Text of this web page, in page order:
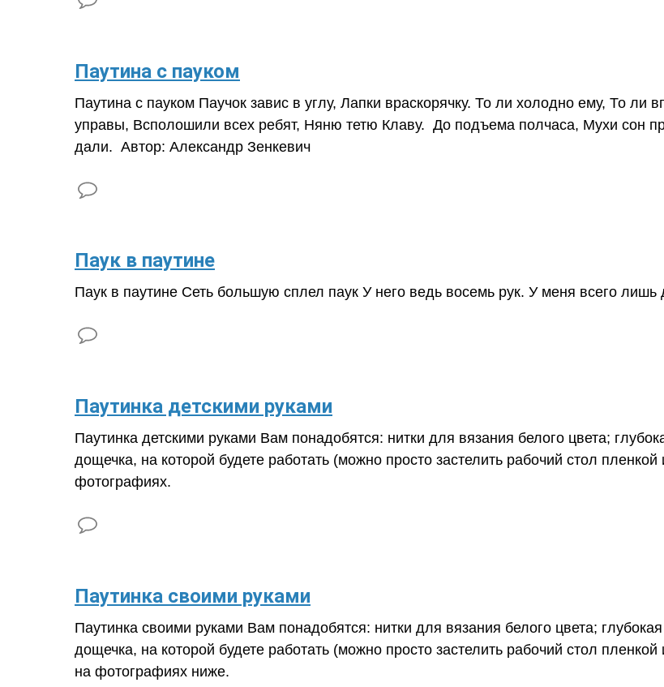
Паутина с пауком
Паутина с пауком Паучок завис в углу, Лапки враскорячку. То ли холодно ему, То ли
управы, Всполошили всех ребят, Няню тетю Клаву. До подъема полчаса, Мухи сон
дали. Автор: Александр Зенкевич
​Паук в паутине
Паук в паутине Сеть большую сплел паук У него ведь восемь рук. У меня всего
​Паутинка детскими руками
Паутинка детскими руками Вам понадобятся: нитки для вязания белого цвета;
дощечка, на которой будете работать (можно просто застелить рабочий стол
фотографиях.
Паутинка своими руками
Паутинка своими руками Вам понадобятся: нитки для вязания белого цвета;
дощечка, на которой будете работать (можно просто застелить рабочий стол
на фотографиях ниже.